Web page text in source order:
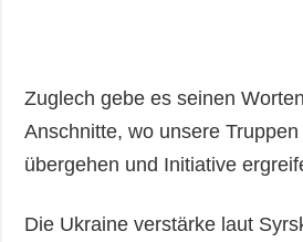
Zuglech gebe es seinen
Anschnitte, wo unsere
übergehen und Initiative
Die Ukraine verstärke laut